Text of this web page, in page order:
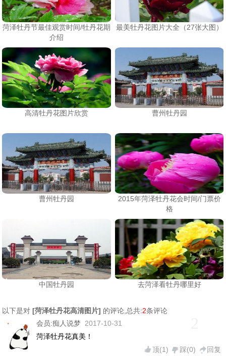
菏泽牡丹节最佳观赏时间/牡丹花期
介绍
最美牡丹花图片大全（27张大图）
高清牡丹花图片欣赏 曹州牡丹园
曹州牡丹园
2015年菏泽牡丹花会时间/门票价
格
中国牡丹园 ​去菏泽看牡丹哪里好
以下是对 [菏泽牡丹花高清图片] 的评论,总共:2条评论
会员:痴人说梦 2017-10-31
菏泽牡丹花真美！
顶(1) 踩(0) 回复